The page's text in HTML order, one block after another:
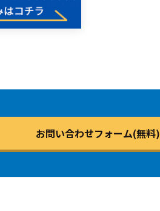
お問い合わせフォーム(無料)